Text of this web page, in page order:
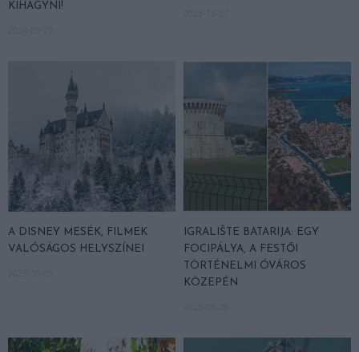
KIHAGYNI!
A DISNEY MESÉK, FILMEK
VALÓSÁGOS HELYSZÍNEI
IGRALIŠTE BATARIJA: EGY
FOCIPÁLYA, A FESTŐI
TÖRTÉNELMI ÓVÁROS
KÖZEPÉN